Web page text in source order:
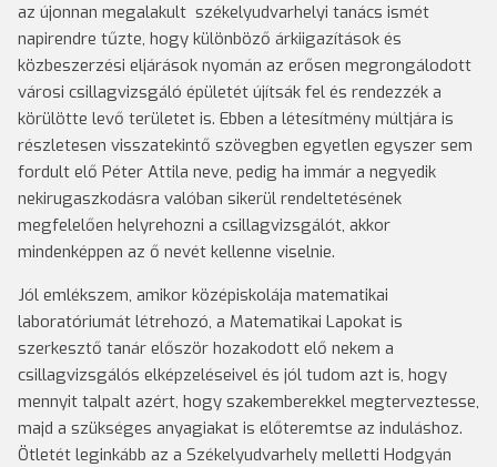
az újonnan megalakult székelyudvarhelyi tanács ismét
napirendre tűzte, hogy különböző árkiigazítások és
közbeszerzési eljárások nyomán az erősen megrongálodott
városi csillagvizsgáló épületét újítsák fel és rendezzék a
körülötte levő területet is. Ebben a létesítmény múltjára is
részletesen visszatekintő szövegben egyetlen egyszer sem
fordult elő Péter Attila neve, pedig ha immár a negyedik
nekirugaszkodásra valóban sikerül rendeltetésének
megfelelően helyrehozni a csillagvizsgálót, akkor
mindenképpen az ő nevét kellenne viselnie.
Jól emlékszem, amikor középiskolája matematikai
laboratóriumát létrehozó, a Matematikai Lapokat is
szerkesztő tanár először hozakodott elő nekem a
csillagvizsgálós elképzeléseivel és jól tudom azt is, hogy
mennyit talpalt azért, hogy szakemberekkel megterveztesse,
majd a szükséges anyagiakat is előteremtse az induláshoz.
Ötletét leginkább az a Székelyudvarhely melletti Hodgyán